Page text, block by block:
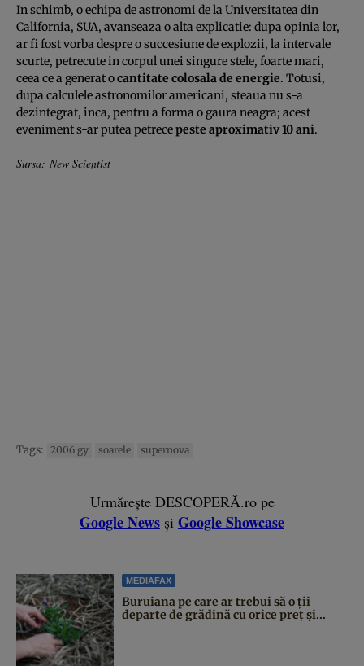
In schimb, o echipa de astronomi de la Universitatea din
California, SUA, avanseaza o alta explicatie: dupa opinia lor,
ar fi fost vorba despre o succesiune de explozii, la intervale
scurte, petrecute in corpul unei singure stele, foarte mari,
ceea ce a generat ocantitate colosala de energie. Totusi,
dupa calculele astronomilor americani, steaua nu s-a
dezintegrat, inca, pentru a forma o gaura neagra; acest
eveniment s-ar putea petrecepeste aproximativ 10 ani.
Sursa: New Scientist
Tags: 2006 gy soarele supernova
Urmărește DESCOPERĂ.ro pe
Google News și Google Showcase
MEDIAFAX
Buruiana pe care ar trebui să o ții
departe de grădină cu orice preț și...